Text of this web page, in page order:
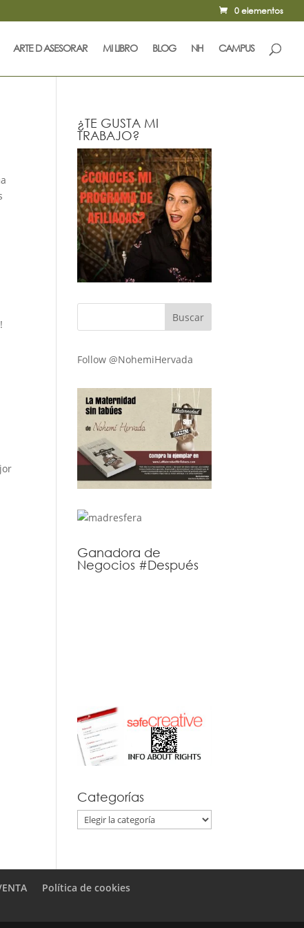
0 elementos
ARTE D ASESORAR MI LIBRO BLOG NH CAMPUS
¿TE GUSTA MI
TRABAJO?
Follow @NohemiHervada
Ganadora de
Negocios #Después
Categorías
Categorías
Política de cookies